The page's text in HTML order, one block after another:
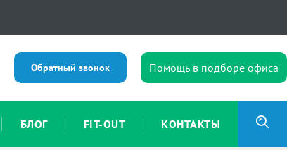
Обратный звонок Помощь в подборе офиса
БЛОГ FIT-OUT КОНТАКТЫ